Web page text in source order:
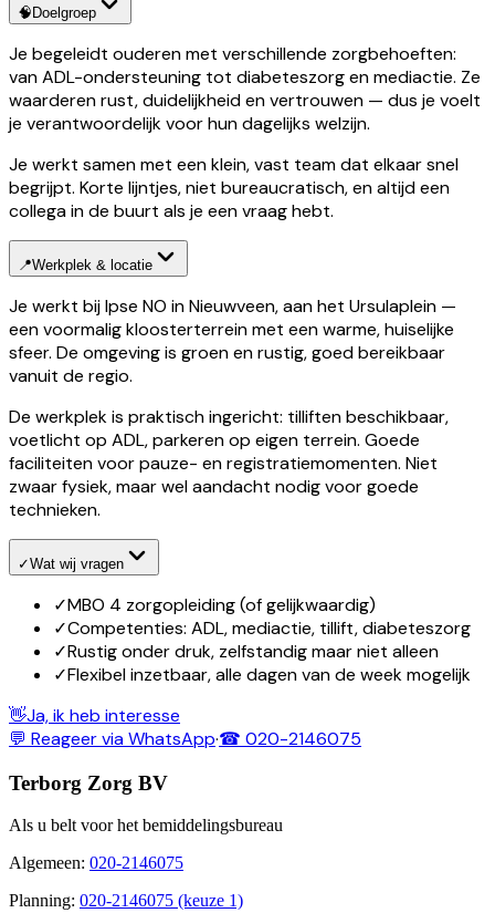
🧠 Doelgroep
Je begeleidt ouderen met verschillende zorgbehoeften:
van ADL-ondersteuning tot diabeteszorg en mediactie. Ze
waarderen rust, duidelijkheid en vertrouwen — dus je voelt
je verantwoordelijk voor hun dagelijks welzijn.
Je werkt samen met een klein, vast team dat elkaar snel
begrijpt. Korte lijntjes, niet bureaucratisch, en altijd een
collega in de buurt als je een vraag hebt.
📍Werkplek & locatie
Je werkt bij Ipse NO in Nieuwveen, aan het Ursulaplein —
een voormalig kloosterterrein met een warme, huiselijke
sfeer. De omgeving is groen en rustig, goed bereikbaar
vanuit de regio.
De werkplek is praktisch ingericht: tilliften beschikbaar,
voetlicht op ADL, parkeren op eigen terrein. Goede
faciliteiten voor pauze- en registratiemomenten. Niet
zwaar fysiek, maar wel aandacht nodig voor goede
technieken.
✓Wat wij vragen
✓MBO 4 zorgopleiding (of gelijkwaardig)
✓Competenties: ADL, mediactie, tillift, diabeteszorg
✓Rustig onder druk, zelfstandig maar niet alleen
✓Flexibel inzetbaar, alle dagen van de week mogelijk
👋Ja, ik heb interesse
💬 Reageer via WhatsApp·☎ 020-2146075
Terborg Zorg BV
Als u belt voor het bemiddelingsbureau
Algemeen: 020-2146075
Planning: 020-2146075 (keuze 1)